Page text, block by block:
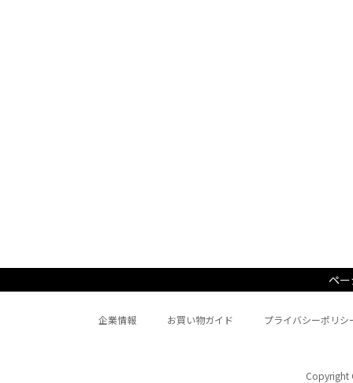
ペ
企業情報 お買い物ガイド プライバシーポリシ
Copyright